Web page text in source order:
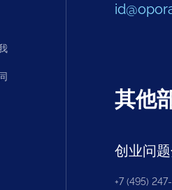
其他
创业问
+7 (495)